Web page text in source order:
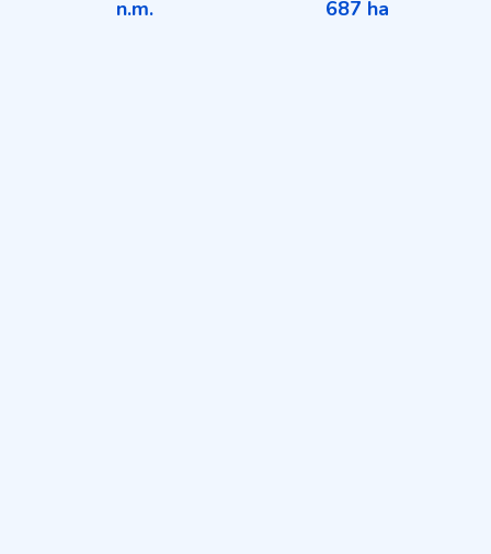
n.m.
687 ha